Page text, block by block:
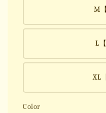
M
L
XL
Color